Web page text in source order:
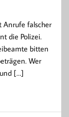
Anrufe falscher
die Polizei.
bitten
Wer
[…]